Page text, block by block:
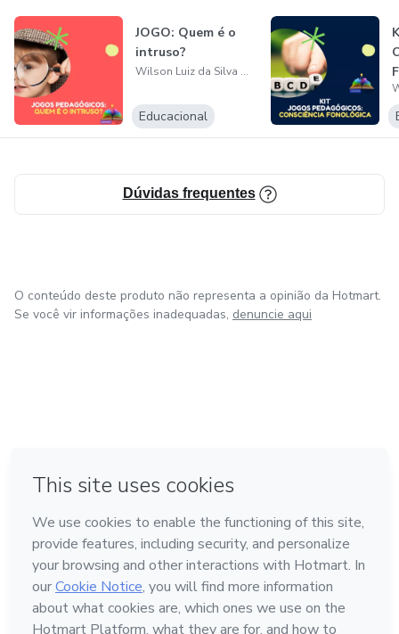
JOGO: Quem é o
intruso?
Wilson Luiz da Silva Manso Filho
Educacional
Dúvidas frequentes
O conteúdo deste produto não representa a opinião da Hotmart.
Se você vir informações inadequadas, denuncie aqui
Feito com ❤ na Cidade do México
Conheça a Hotmart